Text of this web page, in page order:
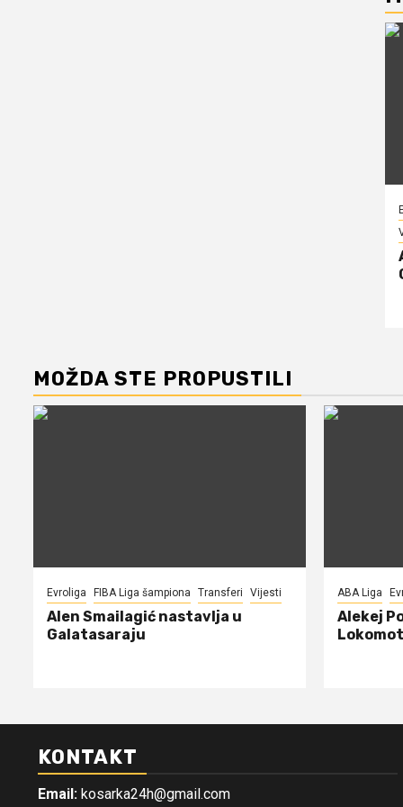
MOŽDA STE PROPUSTILI
Evroliga FIBA Liga šampiona Transferi Vijesti
Alen Smailagić nastavlja u
Galatasaraju
ABA Liga
Alekej
KONTAKT
Email: kosarka24h@gmail.com